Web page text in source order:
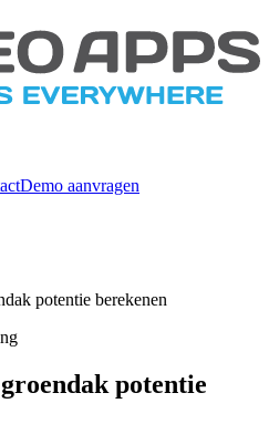
Demo aanvragen
potentie berekenen
potentie